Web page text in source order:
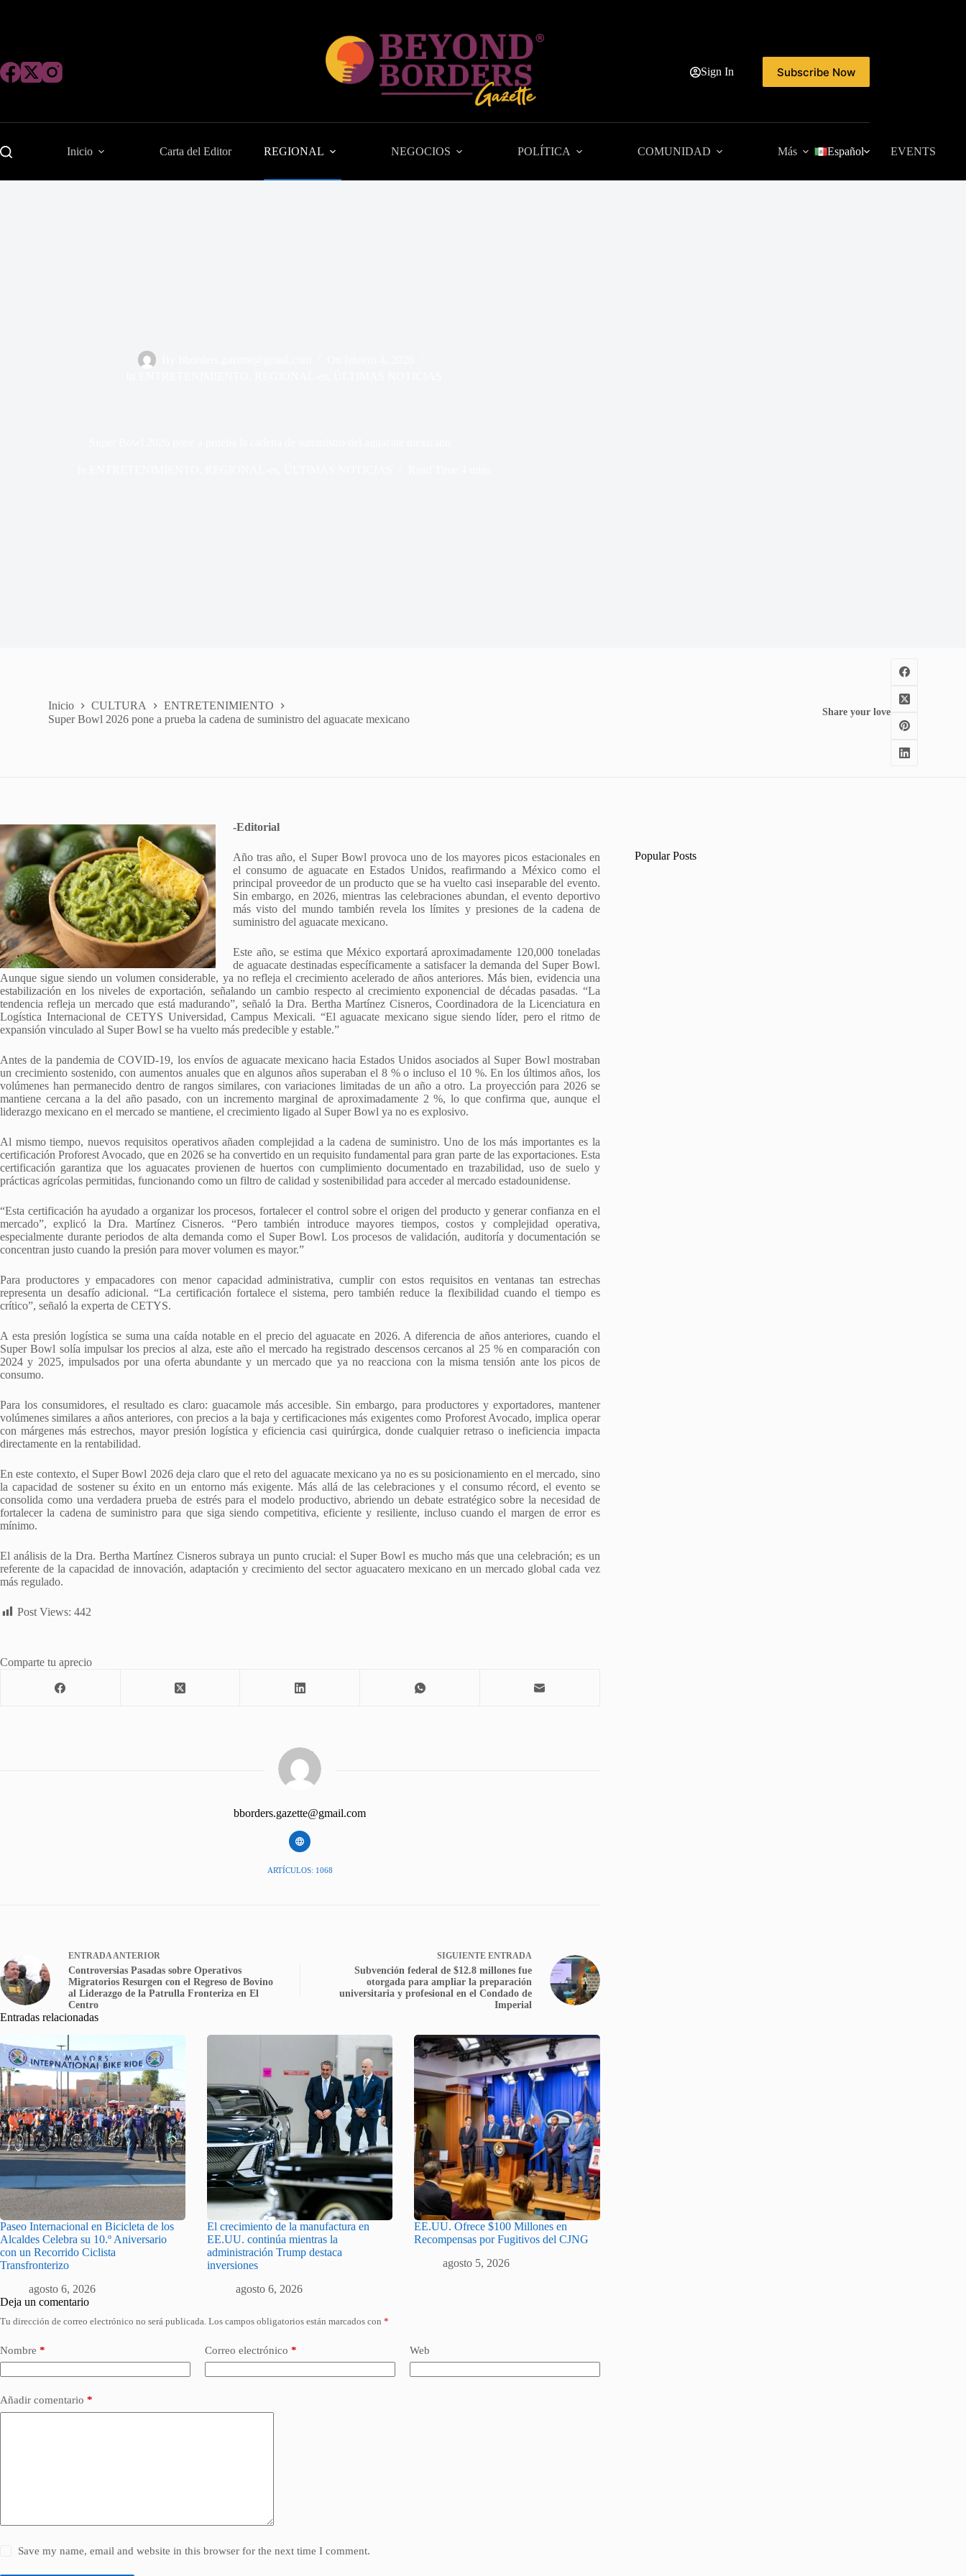
Sign In Subscribe Now
Inicio Carta del Editor REGIONAL NEGOCIOS POLÍTICA COMUNIDAD Más EVENTS
Español
Inicio CULTURA
ENTRETENIMIENTO
Super Bowl 2026 pone a prueba la cadena de suministro del aguacate mexicano
Share your love
-Editorial
Año tras año, el Super Bowl provoca uno de los mayores picos estacionales en
el consumo de aguacate en Estados Unidos, reafirmando a México como el
principal proveedor de un producto que se ha vuelto casi inseparable del evento.
Sin embargo, en 2026, mientras las celebraciones abundan, el evento deportivo
más visto del mundo también revela los límites y presiones de la cadena de
suministro del aguacate mexicano.
Este año, se estima que México exportará aproximadamente 120,000 toneladas
de aguacate destinadas específicamente a satisfacer la demanda del Super Bowl.
Aunque sigue siendo un volumen considerable, ya no refleja el crecimiento acelerado de años anteriores. Más bien, evidencia una
estabilización en los niveles de exportación, señalando un cambio respecto al crecimiento exponencial de décadas pasadas. “La
tendencia refleja un mercado que está madurando”, señaló la Dra. Bertha Martínez Cisneros, Coordinadora de la Licenciatura en
Logística Internacional de CETYS Universidad, Campus Mexicali. “El aguacate mexicano sigue siendo líder, pero el ritmo de
expansión vinculado al Super Bowl se ha vuelto más predecible y estable.”
Antes de la pandemia de COVID-19, los envíos de aguacate mexicano hacia Estados Unidos asociados al Super Bowl mostraban
un crecimiento sostenido, con aumentos anuales que en algunos años superaban el 8 % o incluso el 10 %. En los últimos años, los
volúmenes han permanecido dentro de rangos similares, con variaciones limitadas de un año a otro. La proyección para 2026 se
mantiene cercana a la del año pasado, con un incremento marginal de aproximadamente 2 %, lo que confirma que, aunque el
liderazgo mexicano en el mercado se mantiene, el crecimiento ligado al Super Bowl ya no es explosivo.
Al mismo tiempo, nuevos requisitos operativos añaden complejidad a la cadena de suministro. Uno de los más importantes es la
certificación Proforest Avocado, que en 2026 se ha convertido en un requisito fundamental para gran parte de las exportaciones. Esta
certificación garantiza que los aguacates provienen de huertos con cumplimiento documentado en trazabilidad, uso de suelo y
prácticas agrícolas permitidas, funcionando como un filtro de calidad y sostenibilidad para acceder al mercado estadounidense.
“Esta certificación ha ayudado a organizar los procesos, fortalecer el control sobre el origen del producto y generar confianza en el
mercado”, explicó la Dra. Martínez Cisneros. “Pero también introduce mayores tiempos, costos y complejidad operativa,
especialmente durante periodos de alta demanda como el Super Bowl. Los procesos de validación, auditoría y documentación se
concentran justo cuando la presión para mover volumen es mayor.”
Para productores y empacadores con menor capacidad administrativa, cumplir con estos requisitos en ventanas tan estrechas
representa un desafío adicional. “La certificación fortalece el sistema, pero también reduce la flexibilidad cuando el tiempo es
crítico”, señaló la experta de CETYS.
A esta presión logística se suma una caída notable en el precio del aguacate en 2026. A diferencia de años anteriores, cuando el
Super Bowl solía impulsar los precios al alza, este año el mercado ha registrado descensos cercanos al 25 % en comparación con
2024 y 2025, impulsados por una oferta abundante y un mercado que ya no reacciona con la misma tensión ante los picos de
consumo.
Para los consumidores, el resultado es claro: guacamole más accesible. Sin embargo, para productores y exportadores, mantener
volúmenes similares a años anteriores, con precios a la baja y certificaciones más exigentes como Proforest Avocado, implica operar
con márgenes más estrechos, mayor presión logística y eficiencia casi quirúrgica, donde cualquier retraso o ineficiencia impacta
directamente en la rentabilidad.
En este contexto, el Super Bowl 2026 deja claro que el reto del aguacate mexicano ya no es su posicionamiento en el mercado, sino
la capacidad de sostener su éxito en un entorno más exigente. Más allá de las celebraciones y el consumo récord, el evento se
consolida como una verdadera prueba de estrés para el modelo productivo, abriendo un debate estratégico sobre la necesidad de
fortalecer la cadena de suministro para que siga siendo competitiva, eficiente y resiliente, incluso cuando el margen de error es
mínimo.
El análisis de la Dra. Bertha Martínez Cisneros subraya un punto crucial: el Super Bowl es mucho más que una celebración; es un
referente de la capacidad de innovación, adaptación y crecimiento del sector aguacatero mexicano en un mercado global cada vez
más regulado.
Post Views: 442
Comparte tu aprecio
bborders.gazette@gmail.com
ARTÍCULOS: 1068
ENTRADAANTERIOR
Controversias Pasadas sobre Operativos
Migratorios Resurgen con el Regreso de Bovino
al Liderazgo de la Patrulla Fronteriza en El
Centro
SIGUIENTE ENTRADA
Subvención federal de $12.8 millones fue
otorgada para ampliar la preparación
universitaria y profesional en el Condado de
Imperial
Entradas relacionadas
Paseo Internacional en Bicicleta de los
Alcaldes Celebra su 10.º Aniversario
con un Recorrido Ciclista
Transfronterizo
agosto 6, 2026
El crecimiento de la manufactura en
EE.UU. continúa mientras la
administración Trump destaca
inversiones
agosto 6, 2026
EE.UU. Ofrece $100 Millones en
Recompensas por Fugitivos del CJNG
agosto 5, 2026
Deja un comentario
Tu dirección de correo electrónico no será publicada. Los campos obligatorios están marcados con *
Nombre * Correo electrónico * Web
Añadir comentario *
Save my name, email and website in this browser for the next time I comment.
Popular Posts